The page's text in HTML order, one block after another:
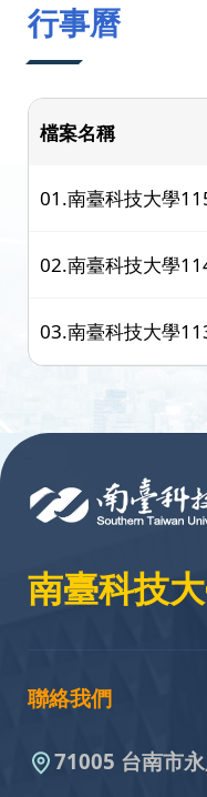
行事曆
檔案名稱
01.南臺科技大學
02.南臺科技大學
03.南臺科技大學
南臺科技
聯絡我們
71005 台南市